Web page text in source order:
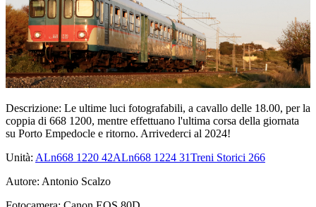
Descrizione: Le ultime luci fotografabili, a cavallo delle 18.00, per la
coppia di 668 1200, mentre effettuano l'ultima corsa della giornata
su Porto Empedocle e ritorno. Arrivederci al 2024!
Unità: ALn668 1220 42ALn668 1224 31Treni Storici 266
Autore: Antonio Scalzo